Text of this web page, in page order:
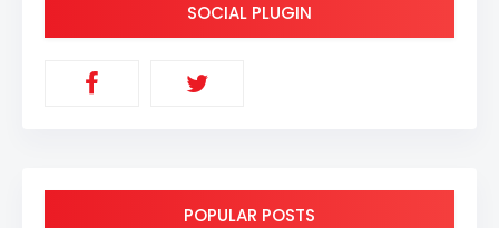
SOCIAL PLUGIN
POPULAR POSTS